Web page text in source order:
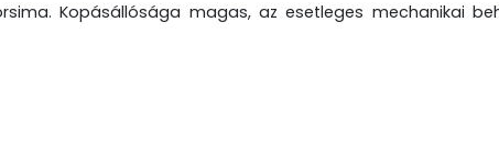
Kopásállósága magas, az esetleges mechanikai